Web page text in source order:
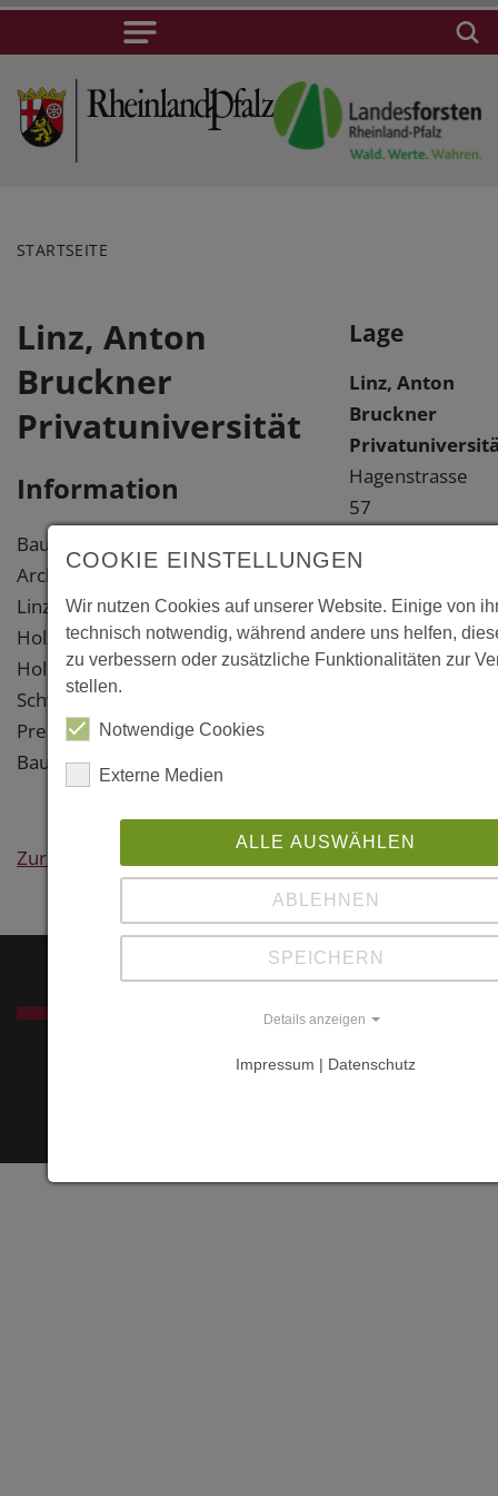
STARTSEITE
Linz, Anton
Bruckner
Privatuniversität
Information
Baujahr: 2015
Architekt: Architekturbüro 1, A-
Linz
Holzbau: Obermayr
Holzkonstruktionen, A-
Schwanenstadt
Preise:
Bauherrenpreis '16
Zurück
Lage
Linz, Anton
Bruckner
Hagenstrasse
57
Österreich
Weitere
http://
COOKIE EINSTELLUNGEN
Wir nutzen Cookies auf unserer Website. Einige von
technisch notwendig, während andere uns helfen,
zu verbessern oder zusätzliche Funktionalitäten zur
stellen.
Notwendige Cookies
Externe Medien
ALLE AUSWÄHLEN
ABLEHNEN
SPEICHERN
Details anzeigen
Impressum | Datenschutz